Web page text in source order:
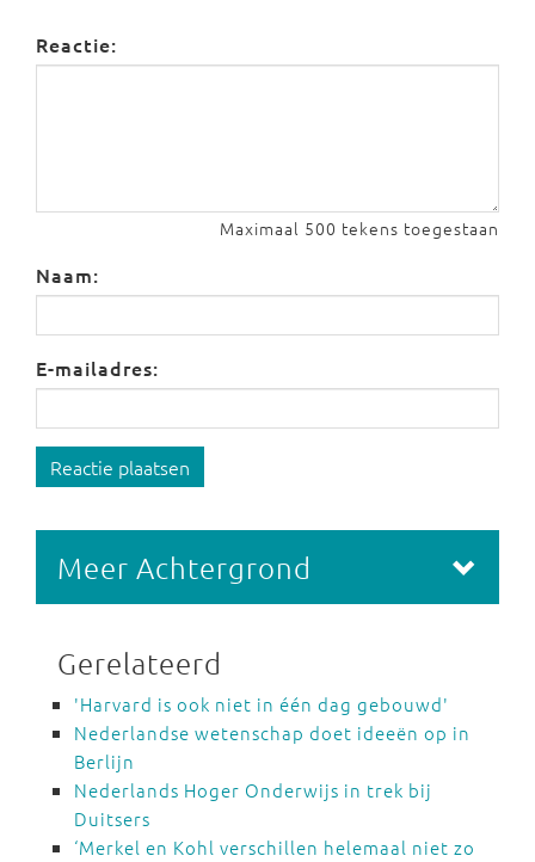
Reactie:
Maximaal 500 tekens toegestaan
Naam:
E-mailadres:
Reactie plaatsen
Meer Achtergrond
Gerelateerd
'Harvard is ook niet in één dag gebouwd'
Nederlandse wetenschap doet ideeën op in
Berlijn
Nederlands Hoger Onderwijs in trek bij
Duitsers
‘Merkel en Kohl verschillen helemaal niet zo